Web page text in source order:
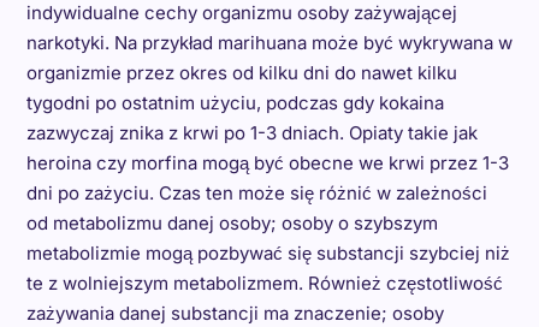
indywidualne cechy organizmu osoby zażywającej
narkotyki. Na przykład marihuana może być wykrywana w
organizmie przez okres od kilku dni do nawet kilku
tygodni po ostatnim użyciu, podczas gdy kokaina
zazwyczaj znika z krwi po 1-3 dniach. Opiaty takie jak
heroina czy morfina mogą być obecne we krwi przez 1-3
dni po zażyciu. Czas ten może się różnić w zależności
od metabolizmu danej osoby; osoby o szybszym
metabolizmie mogą pozbywać się substancji szybciej niż
te z wolniejszym metabolizmem. Również częstotliwość
zażywania danej substancji ma znaczenie; osoby